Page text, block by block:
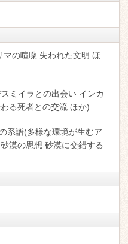
の喧噪 失われた文明 ほ
ミイラとの出会い インカ
る死者との交流 ほか)
系譜(多様な環境が生むア
漠の思想 砂漠に交錯する